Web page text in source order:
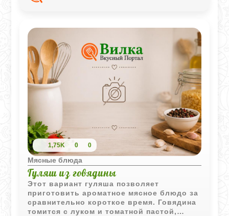
1,75K 0 0
Мясные блюда
Гуляш из говядины
Этот вариант гуляша позволяет
приготовить ароматное мясное блюдо за
сравнительно короткое время. Говядина
томится с луком и томатной пастой,